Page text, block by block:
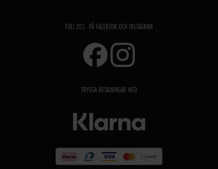
FÖLJ OSS PÅ FACEBOOK OCH INSTAGRAM
TRYGGA BETALNINGAR MED